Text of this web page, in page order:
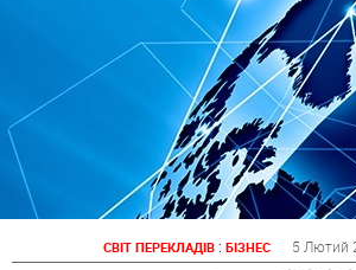
СВІТ ПЕРЕКЛАДІВ : БІЗНЕС 5 Лютий